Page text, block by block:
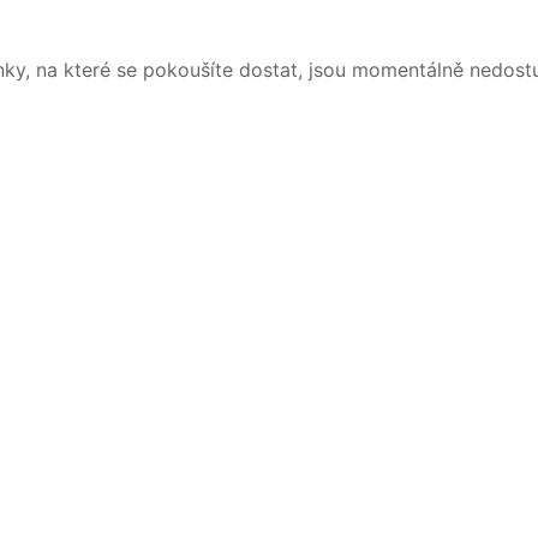
na které se pokoušíte dostat, jsou momentálně